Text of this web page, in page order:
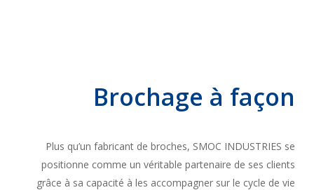
Brochage à façon
Plus qu’un fabricant de broches, SMOC INDUSTRIES se
positionne comme un véritable partenaire de ses clients
grâce à sa capacité à les accompagner sur le cycle de vie